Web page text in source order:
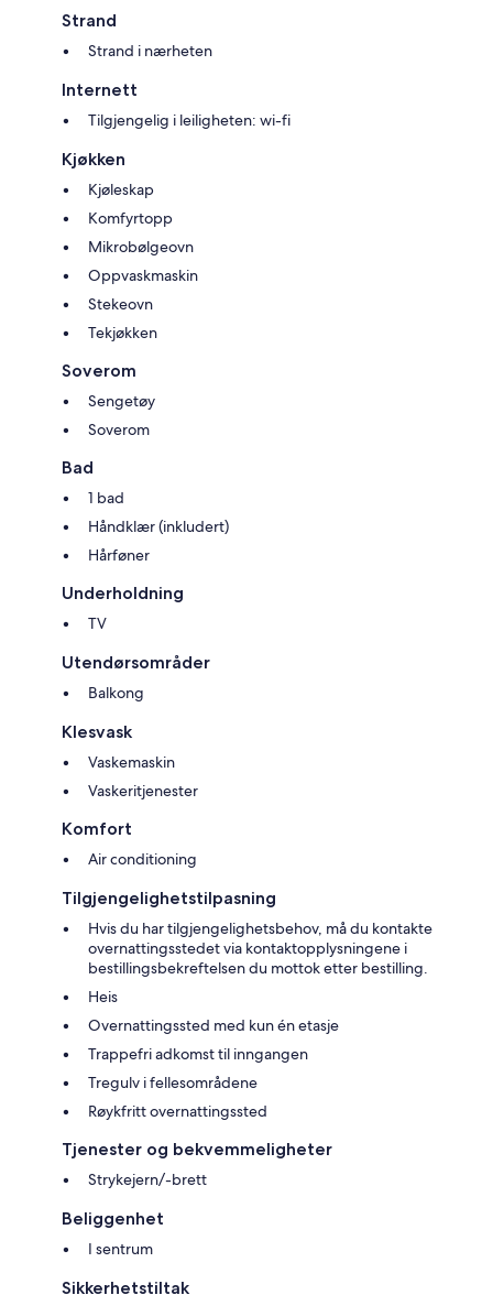
Strand
Strand i nærheten
Internett
Tilgjengelig i leiligheten: wi-fi
Kjøkken
Kjøleskap
Komfyrtopp
Mikrobølgeovn
Oppvaskmaskin
Stekeovn
Tekjøkken
Soverom
Sengetøy
Soverom
Bad
1 bad
Håndklær (inkludert)
Hårføner
Underholdning
TV
Utendørsområder
Balkong
Klesvask
Vaskemaskin
Vaskeritjenester
Komfort
Air conditioning
Tilgjengelighetstilpasning
Hvis du har tilgjengelighetsbehov, må du kontakte
overnattingsstedet via kontaktopplysningene i
bestillingsbekreftelsen du mottok etter bestilling.
Heis
Overnattingssted med kun én etasje
Trappefri adkomst til inngangen
Tregulv i fellesområdene
Røykfritt overnattingssted
Tjenester og bekvemmeligheter
Strykejern/-brett
Beliggenhet
I sentrum
Sikkerhetstiltak